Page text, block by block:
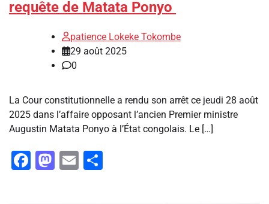
requête de Matata Ponyo
patience Lokeke Tokombe
29 août 2025
0
La Cour constitutionnelle a rendu son arrêt ce jeudi 28 août
2025 dans l’affaire opposant l’ancien Premier ministre
Augustin Matata Ponyo à l’État congolais. Le […]
Facebook
Mastodon
Email